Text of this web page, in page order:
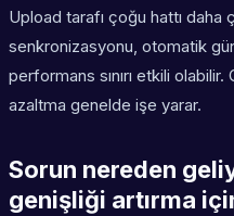
Upload tarafı çoğu hattı daha
senkronizasyonu, otomatik
performans sınırı etkili
azaltma genelde işe yarar.
Sorun nereden
genişliği artırma